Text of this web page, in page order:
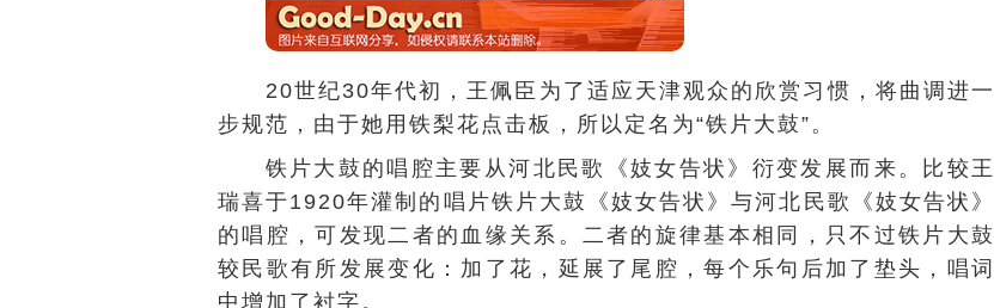
20世纪30年代初，王佩臣为了适应天津观众的欣赏习惯，将曲调进一
步规范，由于她用铁梨花点击板，所以定名为“铁片大鼓”。
铁片大鼓的唱腔主要从河北 民歌 《妓女告状》衍变发展而来。比较王
瑞喜于1920年灌制的 唱片铁片大鼓《妓女告状》与河北民歌《妓女告状》
的唱腔，可发现二者的血缘关系。二者的旋律基本相同，只不过铁片大鼓
较民歌有所发展变化：加了花，延展了尾腔，每个乐句后加了垫头，唱词
中增加了衬字。